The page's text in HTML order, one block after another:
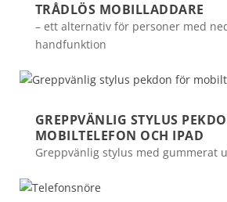
TRÅDLÖS MOBILLADDARE
– ett alternativ för personer med
handfunktion
GREPPVÄNLIG STYLUS
MOBILTELEFON OCH IPAD
Greppvänlig stylus med gummerat